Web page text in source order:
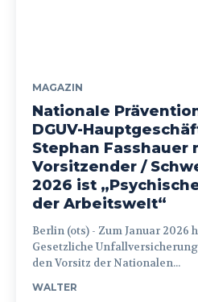
MAGAZIN
Nationale
DGUV-
Stephan Fasshauer
Vorsitzender /
2026 ist
der Arbeitswelt“
Berlin (ots) - Zum Januar 2026 hat die Deutsche
Gesetzliche
den Vorsitz der Nationalen...
WALTER